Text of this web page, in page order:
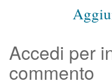
Accedi per
commento